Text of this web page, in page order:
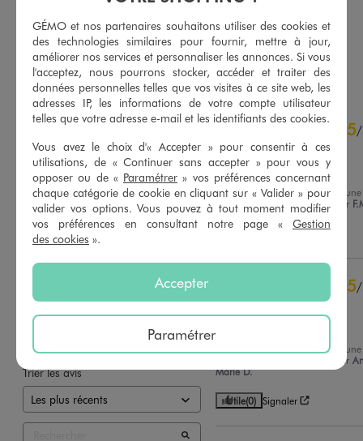
4.5/5 de moyenne
(34 avis)
AJOUTER AU PANIER
4.5/5 de moyenne
(32 avis)
AJOUTERAU PANIER
4.8
Basé sur6 avis soumis à un
contrôle
Voir tous les avis sur ce site
5étoiles
1
3étoiles
0
2étoiles
0
Trier les avis
5/
Avis vérifié et récompensé
Magnifique
Avis du 28/07/2026 , suite à une
expérience du
15/07/2026 par
Utile Signaler
5/
Avis vérifié et récompensé
, suite à une
par
Marie D.
Utile(0) Signaler
GÉMO et nos partenaires souhaitons utiliser des cookies et
des technologies similaires pour fournir, mettre à jour,
améliorer nos services et personnaliser les annonces. Si vous
l'acceptez, nous pourrons stocker, accéder et traiter des
données personnelles telles que vos visites à ce site web, les
adresses IP, les informations de votre compte utilisateur
telles que votre adresse e-mail et les identifiants des cookies.
Vous avez le choix d'« Accepter » pour consentir à ces
utilisations, de « Continuer sans accepter » pour vous y
opposer ou de « Paramétrer » vos préférences concernant
chaque catégorie de cookie en cliquant sur « Valider » pour
valider vos options. Vous pouvez à tout moment modifier
vos préférences en consultant notre page « Gestion
des cookies ».
Accepter
Paramétrer